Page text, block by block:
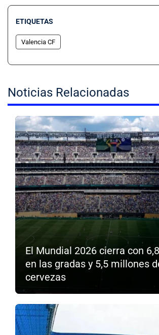
ETIQUETAS
Valencia CF
Noticias Relacionadas
El Mundial 2026 cierra con
en las gradas y 5,5 millones
cervezas